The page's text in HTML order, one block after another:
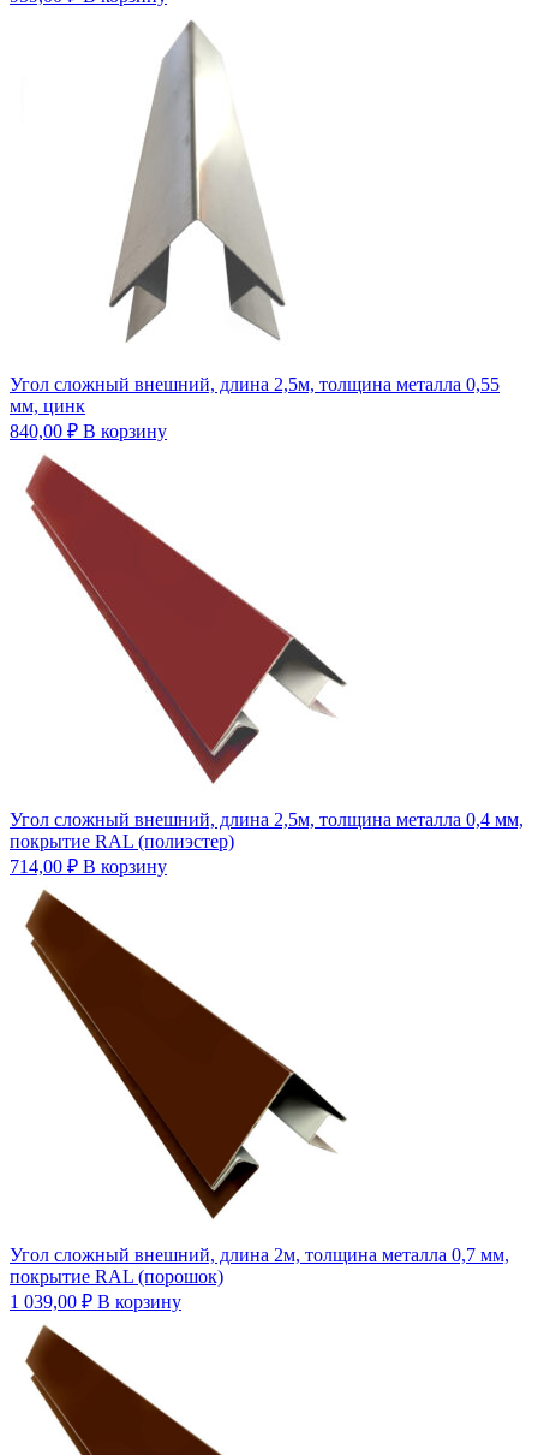
Угол сложный внешний, длина 2,5м, толщина металла 0,55
мм, цинк
840,00 ₽ В корзину
Угол сложный внешний, длина 2,5м, толщина металла 0,4 мм,
покрытие RAL (полиэстер)
714,00 ₽ В корзину
Угол сложный внешний, длина 2м, толщина металла 0,7 мм,
покрытие RAL (порошок)
1 039,00 ₽ В корзину